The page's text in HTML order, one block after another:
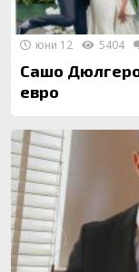
Сашо
евро
юни 12 5404